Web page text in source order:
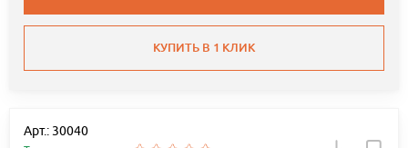
КУПИТЬ В 1 КЛИК
Арт.: 30040